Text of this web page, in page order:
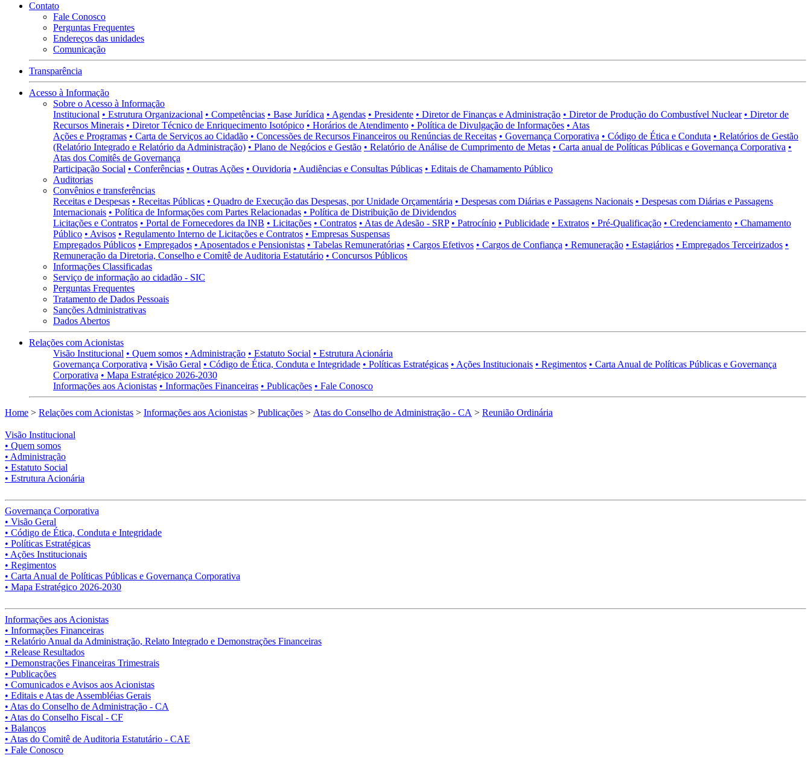
Contato
Fale Conosco
Perguntas Frequentes
Endereços das unidades
Comunicação
Transparência
Acesso à Informação
Sobre o Acesso à Informação
Institucional • Estrutura Organizacional • Competências • Base Jurídica • Agendas • Presidente • Diretor de Finanças e Administração • Diretor de Produção do Combustível Nuclear • Diretor de
Recursos Minerais • Diretor Técnico de Enriquecimento Isotópico • Horários de Atendimento • Política de Divulgação de Informações • Atas
Ações e Programas • Carta de Serviços ao Cidadão • Concessões de Recursos Financeiros ou Renúncias de Receitas • Governança Corporativa • Código de Ética e Conduta • Relatórios de Gestão
(Relatório Integrado e Relatório da Administração) • Plano de Negócios e Gestão • Relatório de Análise de Cumprimento de Metas • Carta anual de Políticas Públicas e Governança Corporativa •
Atas dos Comitês de Governança
Participação Social • Conferências • Outras Ações • Ouvidoria • Audiências e Consultas Públicas • Editais de Chamamento Público
Auditorias
Convênios e transferências
Receitas e Despesas • Receitas Públicas • Quadro de Execução das Despesas, por Unidade Orçamentária • Despesas com Diárias e Passagens Nacionais • Despesas com Diárias e Passagens
Internacionais • Política de Informações com Partes Relacionadas • Política de Distribuição de Dividendos
Licitações e Contratos • Portal de Fornecedores da INB • Licitações • Contratos • Atas de Adesão - SRP • Patrocínio • Publicidade • Extratos • Pré-Qualificação • Credenciamento • Chamamento
Público • Avisos • Regulamento Interno de Licitações e Contratos • Empresas Suspensas
Empregados Públicos • Empregados • Aposentados e Pensionistas • Tabelas Remuneratórias • Cargos Efetivos • Cargos de Confiança • Remuneração • Estagiários • Empregados Terceirizados •
Remuneração da Diretoria, Conselho e Comitê de Auditoria Estatutário • Concursos Públicos
Informações Classificadas
Serviço de informação ao cidadão - SIC
Perguntas Frequentes
Tratamento de Dados Pessoais
Sanções Administrativas
Dados Abertos
Relações com Acionistas
Visão Institucional • Quem somos • Administração • Estatuto Social • Estrutura Acionária
Governança Corporativa • Visão Geral • Código de Ética, Conduta e Integridade • Políticas Estratégicas • Ações Institucionais • Regimentos • Carta Anual de Políticas Públicas e Governança
Corporativa • Mapa Estratégico 2026-2030
Informações aos Acionistas • Informações Financeiras • Publicações • Fale Conosco
Home > Relações com Acionistas > Informações aos Acionistas > Publicações > Atas do Conselho de Administração - CA > Reunião Ordinária
Visão Institucional
• Quem somos
• Administração
• Estatuto Social
• Estrutura Acionária
Governança Corporativa
• Visão Geral
• Código de Ética, Conduta e Integridade
• Políticas Estratégicas
• Ações Institucionais
• Regimentos
• Carta Anual de Políticas Públicas e Governança Corporativa
• Mapa Estratégico 2026-2030
Informações aos Acionistas
• Informações Financeiras
• Relatório Anual da Administração, Relato Integrado e Demonstrações Financeiras
• Release Resultados
• Demonstrações Financeiras Trimestrais
• Publicações
• Comunicados e Avisos aos Acionistas
• Editais e Atas de Assembléias Gerais
• Atas do Conselho de Administração - CA
• Atas do Conselho Fiscal - CF
• Balanços
• Atas do Comitê de Auditoria Estatutário - CAE
• Fale Conosco